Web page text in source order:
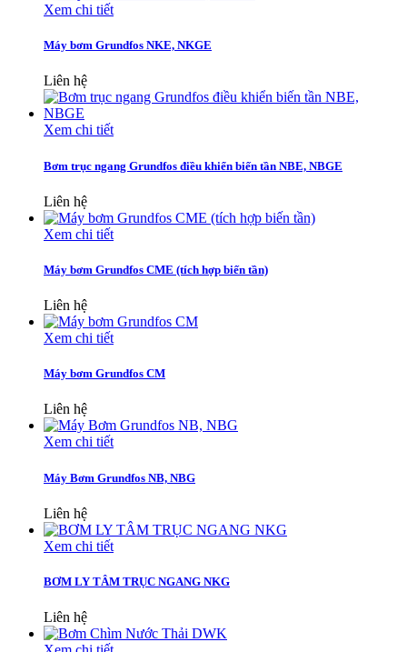
Xem chi tiết
Máy bơm Grundfos NKE, NKGE
Liên hệ
Xem chi tiết
Bơm trục ngang Grundfos điều khiển biến tần NBE, NBGE
Liên hệ
Xem chi tiết
Máy bơm Grundfos CME (tích hợp biến tần)
Liên hệ
Xem chi tiết
Máy bơm Grundfos CM
Liên hệ
Xem chi tiết
Máy Bơm Grundfos NB, NBG
Liên hệ
Xem chi tiết
BƠM LY TÂM TRỤC NGANG NKG
Liên hệ